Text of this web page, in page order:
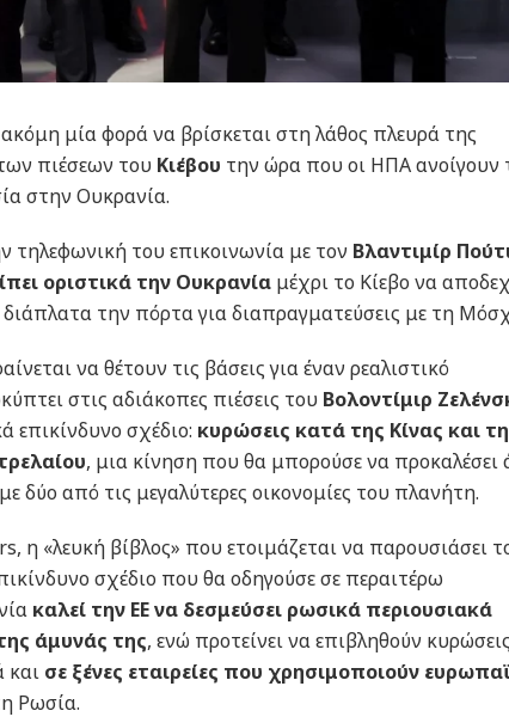
ακόμη μία φορά να βρίσκεται στη λάθος πλευρά της
πιέσεων του Κιέβου την ώρα που οι ΗΠΑ ανοίγουν
στην Ουκρανία.
τηλεφωνική του επικοινωνία με τον Βλαντιμίρ
οριστικά την Ουκρανία μέχρι το Κίεβο να
την πόρτα για διαπραγματεύσεις με τη
να θέτουν τις βάσεις για έναν ρεαλιστικό
στις αδιάκοπες πιέσεις του Βολοντίμιρ
επικίνδυνο σχέδιο: κυρώσεις κατά της Κίνας και
, μια κίνηση που θα μπορούσε να προκαλέσει
δύο από τις μεγαλύτερες οικονομίες του πλανήτη.
«λευκή βίβλος» που ετοιμάζεται να παρουσιάσει
σχέδιο που θα οδηγούσε σε περαιτέρω
καλεί την ΕΕ να δεσμεύσει ρωσικά περιουσιακά
άμυνάς της, ενώ προτείνει να επιβληθούν
και σε ξένες εταιρείες που χρησιμοποιούν
Ρωσία.